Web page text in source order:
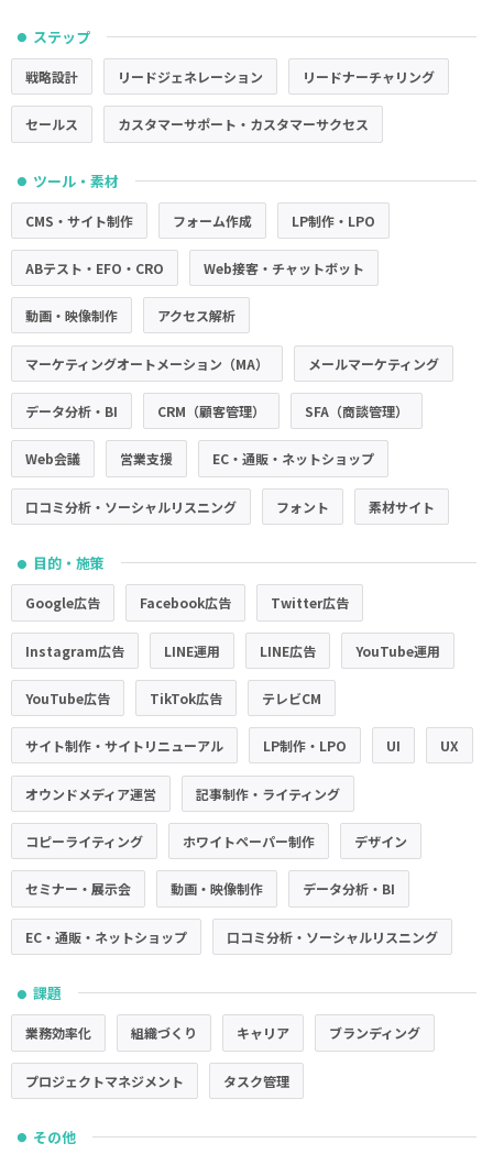
● ステップ
戦略設計 リードジェネレーション リードナーチャリング
セールス カスタマーサポート・カスタマーサクセス
● ツール・素材
CMS・サイト制作 フォーム作成 LP制作・LPO
ABテスト・EFO・CRO Web接客・チャットボット
動画・映像制作 アクセス解析
マーケティングオートメーション（MA） メールマーケティング
データ分析・BI CRM（顧客管理） SFA（商談管理）
Web会議 営業支援 EC・通販・ネットショップ
口コミ分析・ソーシャルリスニング フォント 素材サイト
● 目的・施策
Google広告 Facebook広告 Twitter広告
Instagram広告 LINE運用 LINE広告 YouTube運用
YouTube広告 TikTok広告 テレビCM
サイト制作・サイトリニューアル LP制作・LPO UI UX
オウンドメディア運営 記事制作・ライティング
コピーライティング ホワイトペーパー制作 デザイン
セミナー・展示会 動画・映像制作 データ分析・BI
EC・通販・ネットショップ 口コミ分析・ソーシャルリスニング
● 課題
業務効率化 組織づくり キャリア ブランディング
プロジェクトマネジメント タスク管理
● その他